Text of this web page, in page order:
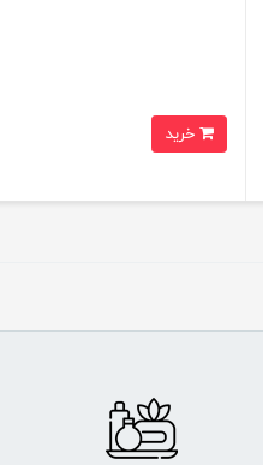
خرید